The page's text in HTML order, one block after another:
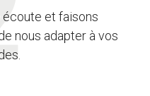
et faisons
nous adapter à vos